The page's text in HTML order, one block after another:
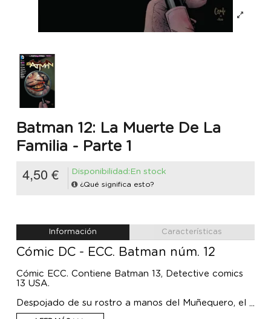
Batman 12: La Muerte De La
Familia - Parte 1
4,50 € Disponibilidad:En stock
¿Qué significa esto?
Información Características
Cómic DC - ECC. Batman núm. 12
Cómic ECC. Contiene Batman 13, Detective comics
13 USA.
Despojado de su rostro a manos del Muñequero, el
Joker desapareció de Gotham el tiempo suficiente